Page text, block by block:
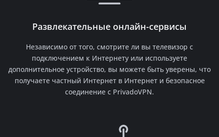
Развлекательные онлайн-сервисы
Независимо от того, смотрите ли вы телевизор с
подключением к Интернету или используете
дополнительное устройство, вы можете быть уверены, что
получаете частный Интернет в Интернет и безопасное
соединение с PrivadoVPN.